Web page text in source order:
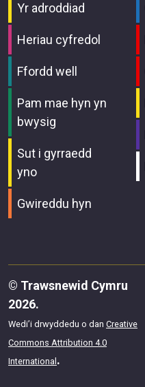
Yr adroddiad
Heriau cyfredol
Ffordd well
Pam mae hyn yn
bwysig
Sut i gyrraedd
yno
Gwireddu hyn
© Trawsnewid Cymru
2026.
Wedi’i drwyddedu o dan Creative
Commons Attribution 4.0
International .